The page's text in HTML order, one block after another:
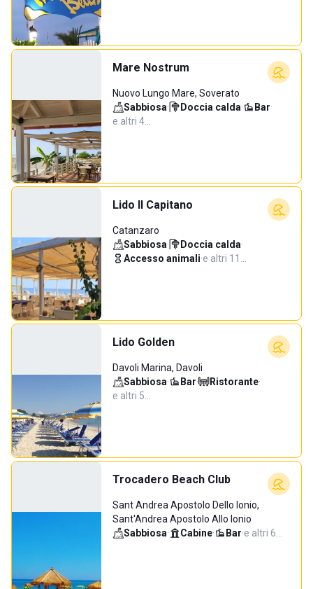
Mare Nostrum
Nuovo Lungo Mare, Soverato
Sabbiosa· Doccia calda· Bar·
e altri 4…
Lido Il Capitano
Catanzaro
Sabbiosa· Doccia calda·
Accesso animali·e altri 11…
Lido Golden
Davoli Marina, Davoli
Sabbiosa· Bar· Ristorante·
e altri 5…
Trocadero Beach Club
Sant Andrea Apostolo Dello Ionio,
Sant'Andrea Apostolo Allo Ionio
Sabbiosa· Cabine· Bar·e altri 6…